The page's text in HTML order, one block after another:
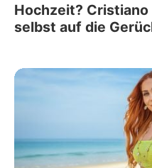
Hochzeit?
selbst auf die